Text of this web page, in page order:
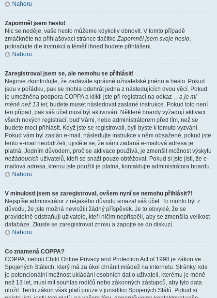
Nahoru
Zapomněl jsem heslo!
Nic se neděje, vaše heslo můžeme kdykoliv obnovit. V tomto případě
zmáčkněte na přihlašovací stránce tlačítkoZapomněl jsem svoje heslo,
pokračujte dle instrukcí a téměř ihned budete přihlášeni.
Nahoru
Zaregistroval jsem se, ale nemohu se přihlásit!
Nejprve zkontrolujte, že zadáváte správné uživatelské jméno a heslo. Pokud
jsou v pořádku, pak se mohla odehrát jedna z následujících dvou věcí. Pokud
je umožněna podpora COPPA a klikli jste při registraci na odkaz …a je mi
méně než 13 let, budete muset následovat zaslané instrukce. Pokud toto není
ten případ, pak váš účet musí být aktivován. Některé boardy vyžadují aktivaci
všech nových registrací, buď Vámi, nebo administrátorem před tím, než se
budete moci přihlásit. Když jste se registrovali, byli byste k tomuto vyzváni.
Pokud vám byl zaslán e-mail, následujte instrukce v něm obsažené, pokud jste
tento e-mail neobdrželi, ujistěte se, že vámi zadaná e-mailová adresa je
platná. Jedním důvodem, proč se aktivace používá, je zmenšit možnost výskytu
nežádoucích uživatelů, kteří se snaží pouze obtěžovat. Pokud si jste jisti, že e-
mailová adresa, kterou jste použili je platná, kontaktujte administrátora boardu.
Nahoru
V minulosti jsem se zaregistroval, ovšem nyní se nemohu přihlásit?!
Nejspíše administrátor z nějakého důvodu smazal váš účet. To mohlo být z
důvodu, že jste možná nevložili žádný příspěvek. Je to obvyklé, že se
pravidelně odstraňují uživatelé, kteří ničím nepřispěli, aby se zmenšila velikost
databáze. Zkuste se zaregistrovat znovu a zapojte se do diskuzí.
Nahoru
Co znamená COPPA?
COPPA, neboli Child Online Privacy and Protection Act of 1998 je zákon ve
Spojených Státech, který má za úkol chránit mládež na internetu. Stránky, kde
je potencionální možnost ukládání osobních dat o uživateli, kterému je méně
než 13 let, musí mít souhlas rodičů nebo zákonných zástupců, aby tyto data
uložil. Tento zákon však platí pouze v jurisdikci Spojených Států. Pokud si